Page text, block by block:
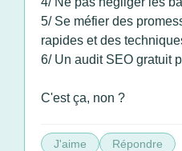
5/ Se méfier des
rapides et des
6/ Un audit SEO gratuit
C'est ça, non ?
J'aime Répondre